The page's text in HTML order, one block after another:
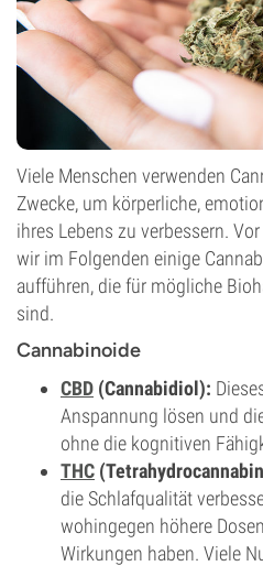
Viele Menschen verwenden
Zwecke, um körperliche,
ihres Lebens zu verbessern.
wir im Folgenden einige
aufführen, die für mögliche
sind.
Cannabinoide
CBD (Cannabidiol):
Anspannung lösen und
ohne die kognitiven
THC
die Schlafqualität
wohingegen höhere
Wirkungen haben. Viele